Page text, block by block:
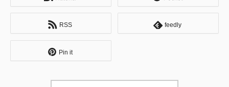
RSS feedly
Pin it